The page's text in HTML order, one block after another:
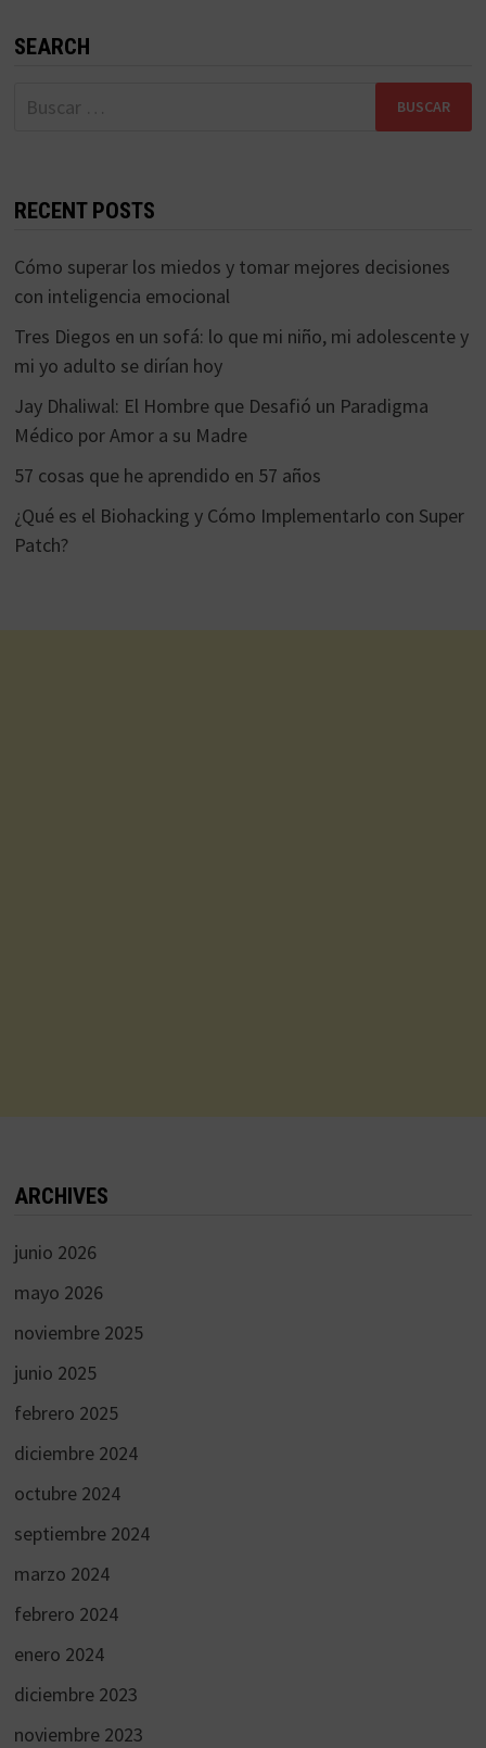
SEARCH
Buscar:
RECENT POSTS
Cómo superar los miedos y tomar mejores decisiones
con inteligencia emocional
Tres Diegos en un sofá: lo que mi niño, mi adolescente y
mi yo adulto se dirían hoy
Jay Dhaliwal: El Hombre que Desafió un Paradigma
Médico por Amor a su Madre
57 cosas que he aprendido en 57 años
¿Qué es el Biohacking y Cómo Implementarlo con Super
Patch?
ARCHIVES
junio 2026
mayo 2026
noviembre 2025
junio 2025
febrero 2025
diciembre 2024
octubre 2024
septiembre 2024
marzo 2024
febrero 2024
enero 2024
diciembre 2023
noviembre 2023